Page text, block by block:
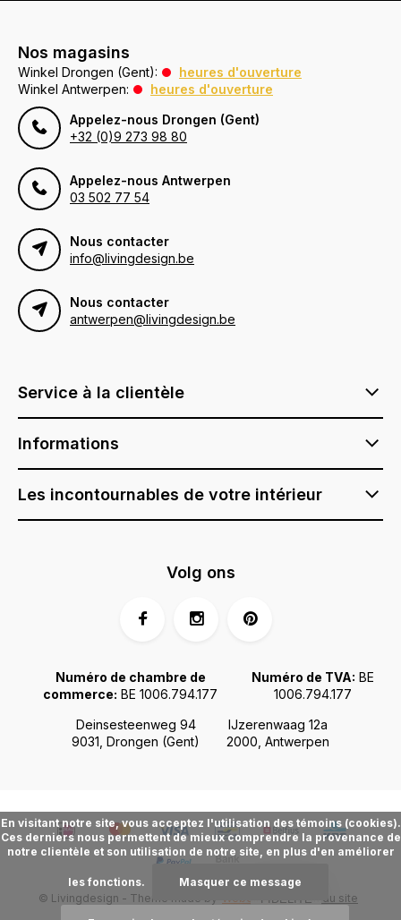
Nos magasins
Winkel Drongen (Gent):
heures d'ouverture
Winkel Antwerpen:
heures d'ouverture
Appelez-nous Drongen (Gent)
+32 (0)9 273 98 80
Appelez-nous Antwerpen
03 502 77 54
Nous contacter
info@livingdesign.be
Nous contacter
antwerpen@livingdesign.be
Service à la clientèle
Informations
Les incontournables de votre intérieur
Deinsesteenweg 94
9031, Drongen (Gent)
IJzerenwaag 12a
2000, Antwerpen
Numéro de chambre de
commerce: BE 1006.794.177
Numéro de TVA: BE
1006.794.177
Volg ons
© Livingdesign - Theme made by Webdinge.nl Plan du site
En visitant notre site, vous acceptez l'utilisation des témoins (cookies).
Ces derniers nous permettent de mieux comprendre la provenance de
notre clientèle et son utilisation de notre site, en plus d'en améliorer
les fonctions. Masquer ce message
FIDÉLITÉ